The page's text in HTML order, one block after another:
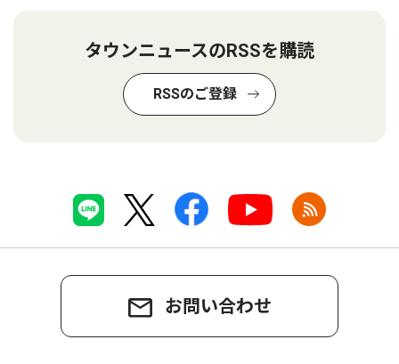
タウンニュースのRSSを購読
RSSのご登録
お問い合わせ